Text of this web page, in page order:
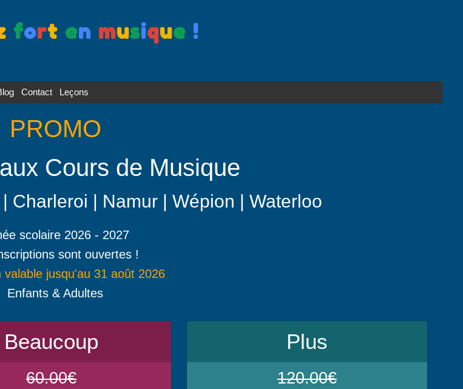
fort en musique !
Contact Leçons
PROMO
Cours de Musique
Charleroi | Namur | Wépion | Waterloo
scolaire 2026 - 2027
sont ouvertes !
valable jusqu'au 31 août 2026
Enfants & Adultes
Beaucoup
60.00€
Plus
120.00€